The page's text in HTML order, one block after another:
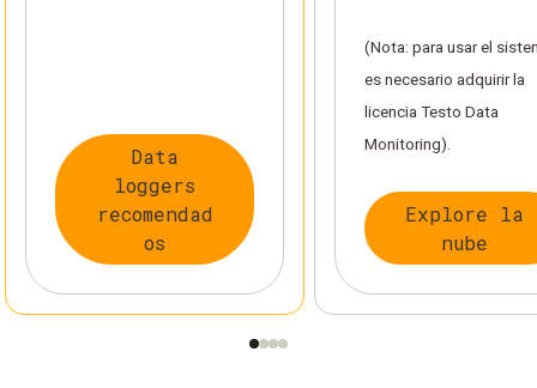
Data
loggers
recomendad
os
(Nota: para usar el
es necesario adquirir la
licencia Testo Data
Monitoring).
Explore la
nube